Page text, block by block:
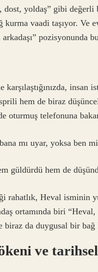
dost, yoldaş” gibi
vaadi taşıyor. Ve
pozisyonunda
karşılaştığınızda,
hem de biraz
oturmuş telefonuna
mı uyar, yoksa ben
güldürdü hem de
rahatlık, Heval isminin
ortamında biri
biraz da duygusal bir
ve